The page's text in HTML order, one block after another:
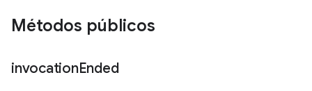
Métodos públicos
invocationEnded